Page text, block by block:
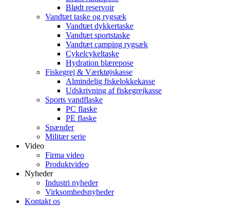
Blødt reservoir
Vandtæt taske og rygsæk
Vandtæt dykkertaske
Vandtæt sportstaske
Vandtæt camping rygsæk
Cykelcykeltaske
Hydration blærepose
Fiskegrej & Værktøjskasse
Almindelig fiskelokkekasse
Udskrivning af fiskegrejkasse
Sports vandflaske
PC flaske
PE flaske
Spænder
Militær serie
Video
Firma video
Produktvideo
Nyheder
Industri nyheder
Virksomhedsnyheder
Kontakt os